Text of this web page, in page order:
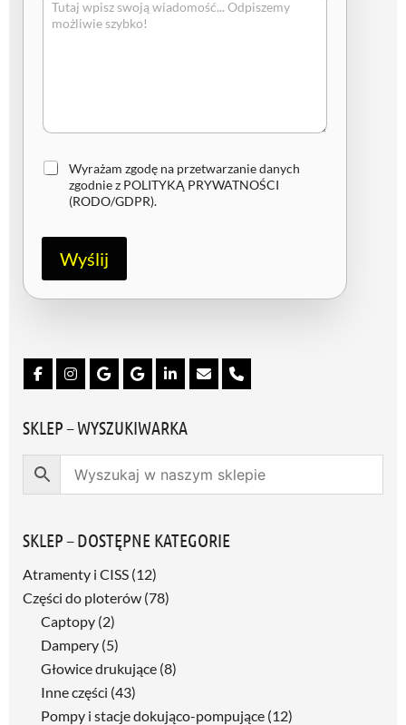
Z
Wyrażam zgodę na przetwarzanie danych
zgodnie z POLITYKĄ PRYWATNOŚCI
(RODO/GDPR).
Wyślij
SKLEP – WYSZUKIWARKA
SKLEP – DOSTĘPNE KATEGORIE
Atramenty i CISS (12)
Części do ploterów (78)
Captopy (2)
Dampery (5)
Głowice drukujące (8)
Inne części (43)
Pompy i stacje dokująco-pompujące (12)